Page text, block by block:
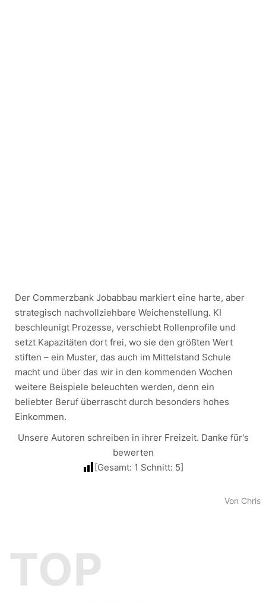
Der Commerzbank Jobabbau markiert eine harte, aber
strategisch nachvollziehbare Weichenstellung. KI
beschleunigt Prozesse, verschiebt Rollenprofile und
setzt Kapazitäten dort frei, wo sie den größten Wert
stiften – ein Muster, das auch im Mittelstand Schule
macht und über das wir in den kommenden Wochen
weitere Beispiele beleuchten werden, denn ein
beliebter Beruf überrascht durch besonders hohes
Einkommen.
Unsere Autoren schreiben in ihrer Freizeit. Danke für's
bewerten
[Gesamt: 1 Schnitt: 5]
Von Chris
TOP